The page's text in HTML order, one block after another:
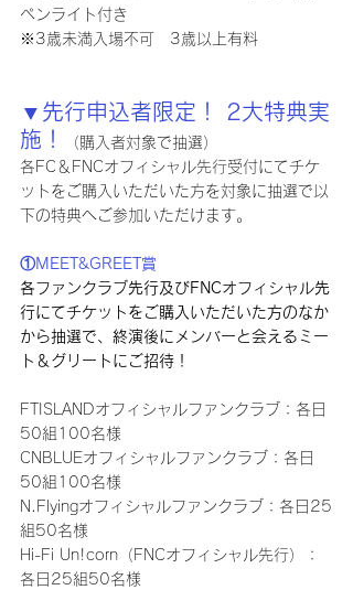
ペンライト付き
※3歳未満入場不可　3歳以上有料
▼先行申込者限定！ 2大特典実
施！
（購入者対象で抽選）
各FC＆FNCオフィシャル先行受付にてチケ
ットをご購入いただいた方を対象に抽選で以
下の特典へご参加いただけます。
①MEET&GREET賞
各ファンクラブ先行及びFNCオフィシャル先
行にてチケットをご購入いただいた方のなか
から抽選で、終演後にメンバーと会えるミー
ト＆グリートにご招待！
FTISLANDオフィシャルファンクラブ：各日
50組100名様
CNBLUEオフィシャルファンクラブ：各日
50組100名様
N.Flyingオフィシャルファンクラブ：各日25
組50名様
Hi-Fi Un!corn（FNCオフィシャル先行）：
各日25組50名様